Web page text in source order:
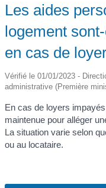
Les aides
logement
en cas de
Vérifié le 01/01/2023 -
administrative (Première
En cas de loyers
maintenue pour alléger
La situation varie selon
ou au locataire.